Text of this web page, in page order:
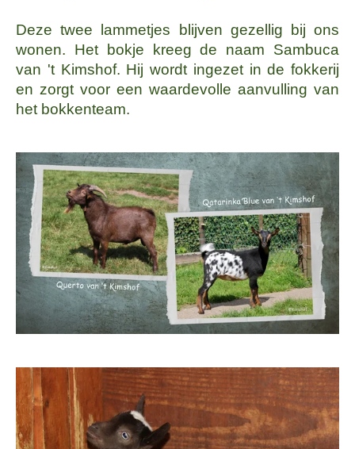
Deze twee lammetjes blijven gezellig bij ons
wonen. Het bokje kreeg de naam Sambuca
van 't Kimshof. Hij wordt ingezet in de fokkerij
en zorgt voor een waardevolle aanvulling van
het bokkenteam.